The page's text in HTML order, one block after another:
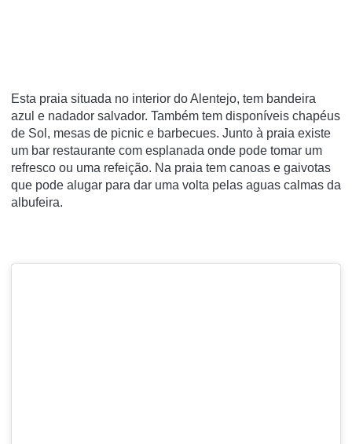
Esta praia situada no interior do Alentejo, tem bandeira
azul e nadador salvador. Também tem disponíveis chapéus
de Sol, mesas de picnic e barbecues. Junto à praia existe
um bar restaurante com esplanada onde pode tomar um
refresco ou uma refeição. Na praia tem canoas e gaivotas
que pode alugar para dar uma volta pelas aguas calmas da
albufeira.